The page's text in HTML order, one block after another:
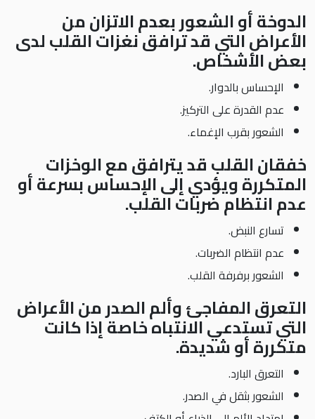
الدوخة أو الشعور بعدم الاتزان من
الأعراض التي قد ترافق نغزات القلب لدى
بعض الأشخاص.
الإحساس بالدوار.
عدم القدرة على التركيز.
الشعور بقرب الإغماء.
خفقان القلب قد يترافق مع الوخزات
المتكررة ويؤدي إلى الإحساس بسرعة أو
عدم انتظام ضربات القلب.
تسارع النبض.
عدم انتظام الضربات.
الشعور برفرفة القلب.
التعرق المفاجئ وألم الصدر من الأعراض
التي تستدعي الانتباه خاصة إذا كانت
متكررة أو شديدة.
التعرق البارد.
الشعور بثقل في الصدر.